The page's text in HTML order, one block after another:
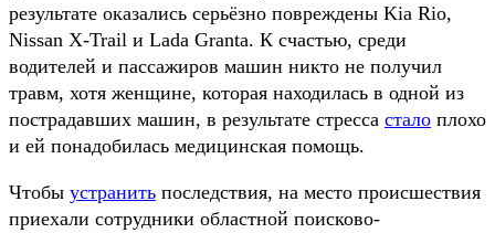
результате оказались серьёзно повреждены Kia Rio,
Nissan X-Trail и Lada Granta. К счастью, среди
водителей и пассажиров машин никто не получил
травм, хотя женщине, которая находилась в одной из
пострадавших машин, в результате стресса стало плохо
и ей понадобилась медицинская помощь.
Чтобы устранить последствия, на место происшествия
приехали сотрудники областной поисково-